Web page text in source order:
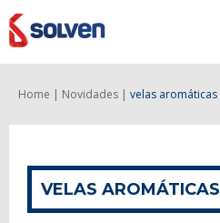
Home | Novidades | velas aromáticas
VELAS AROMÁTICAS